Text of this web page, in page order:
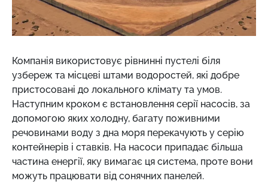
Компанія використовує рівнинні пустелі біля
узбереж та місцеві штами водоростей, які добре
пристосовані до локального клімату та умов.
Наступним кроком є встановлення серії насосів, за
допомогою яких холодну, багату поживними
речовинами воду з дна моря перекачують у серію
контейнерів і ставків. На насоси припадає більша
частина енергії, яку вимагає ця система, проте вони
можуть працювати від сонячних панелей.